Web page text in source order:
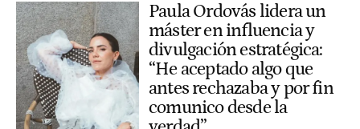
Paula Ordovás lidera un
máster en influencia y
divulgación estratégica:
“He aceptado algo que
antes rechazaba y por fin
comunico desde la